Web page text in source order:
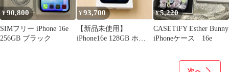
¥90,800
SIMフリー iPhone 16e
256GB ブラック
¥93,700
【新品未使用】
iPhone16e 128GB ホワ
¥5,220
CASETiFY Esther Bunny
iPhoneケース 16e